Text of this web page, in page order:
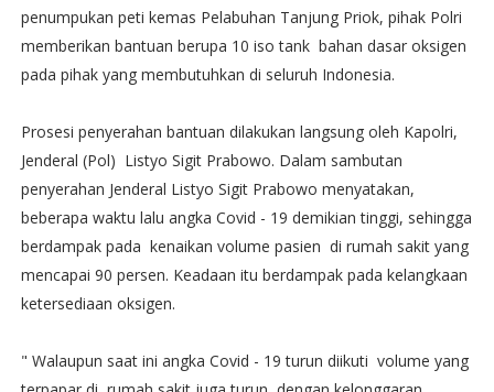
penumpukan peti kemas Pelabuhan Tanjung Priok, pihak Polri
memberikan bantuan berupa 10 iso tank bahan dasar oksigen
pada pihak yang membutuhkan di seluruh Indonesia.
Prosesi penyerahan bantuan dilakukan langsung oleh Kapolri,
Jenderal (Pol) Listyo Sigit Prabowo. Dalam sambutan
penyerahan Jenderal Listyo Sigit Prabowo menyatakan,
beberapa waktu lalu angka Covid - 19 demikian tinggi, sehingga
berdampak pada kenaikan volume pasien di rumah sakit yang
mencapai 90 persen. Keadaan itu berdampak pada kelangkaan
ketersediaan oksigen.
" Walaupun saat ini angka Covid - 19 turun diikuti volume yang